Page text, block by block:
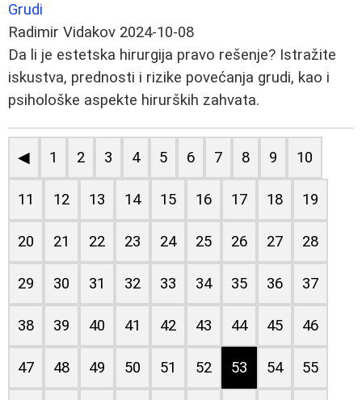
Grudi
Radimir Vidakov 2024-10-08
Da li je estetska hirurgija pravo rešenje? Istražite
iskustva, prednosti i rizike povećanja grudi, kao i
psihološke aspekte hirurških zahvata.
◀ 1 2 3 4 5 6 7 8 9 10
11 12 13 14 15 16 17 18 19
20 21 22 23 24 25 26 27 28
29 30 31 32 33 34 35 36 37
38 39 40 41 42 43 44 45 46
47 48 49 50 51 52 53 54 55